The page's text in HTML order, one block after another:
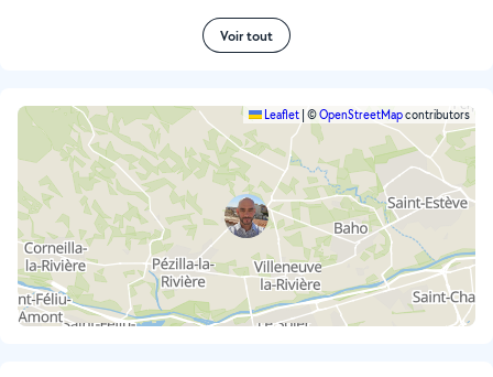
Voir tout
Leaflet ©OpenStreetMapcontributors